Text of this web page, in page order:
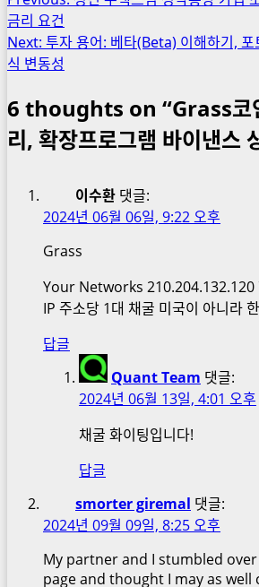
navigation
금리 요건
Next: 투자 용어: 베타(Beta) 이해하기,
식 변동성
6 thoughts on “Grass코
리, 확장프로그램 바이낸스
이수환 댓글:
2024년 06월 06일, 9:22 오후
Grass
Your Networks 210.204.132.120
IP 주소당 1대 채굴 미국이 아니라
답글
Quant Team 댓글:
2024년 06월 13일, 4:01 오후
채굴 화이팅입니다!
답글
smorter giremal 댓글:
2024년 09월 09일, 8:25 오후
My partner and I stumbled
page and thought I may as well